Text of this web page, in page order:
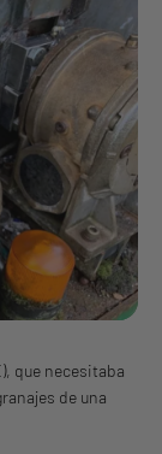
que necesitaba
de una